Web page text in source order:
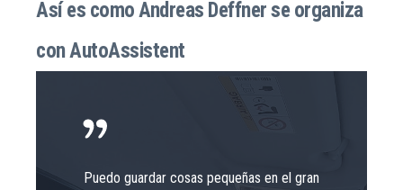
Así es como Andreas Deffner se organiza
con AutoAssistent
Puedo guardar cosas pequeñas en el gran